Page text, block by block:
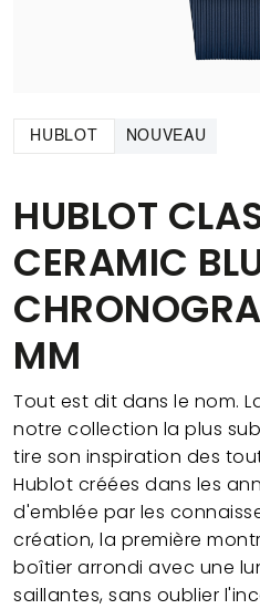
HUBLOT NOUVEAU
HUBLOT
CERAMIC
MM
Tout est dit dans le nom.
notre collection la plus
tire son inspiration des
Hublot créées dans les
d'emblée par les
création, la première
boîtier arrondi avec une
saillantes, sans oublier